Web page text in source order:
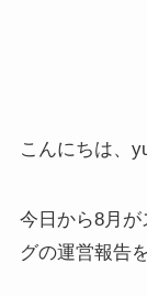
こんにちは、
今日から8月
グの運営報告